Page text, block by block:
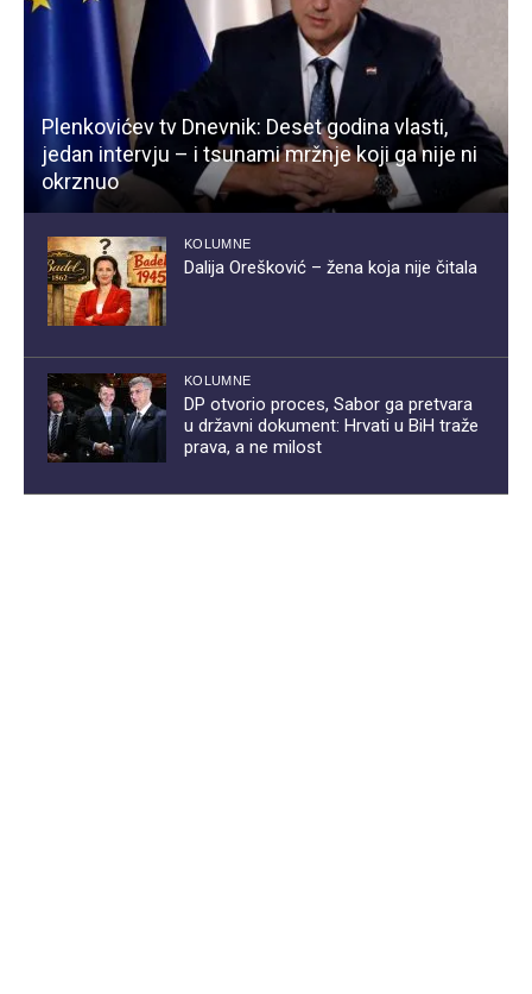
Plenkovićev tv Dnevnik: Deset godina vlasti,
jedan intervju – i tsunami mržnje koji ga nije ni
okrznuo
KOLUMNE
Dalija Orešković – žena koja nije čitala
KOLUMNE
DP otvorio proces, Sabor ga pretvara
u državni dokument: Hrvati u BiH traže
prava, a ne milost